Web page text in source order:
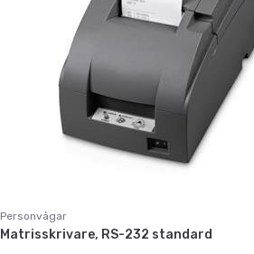
Personvågar
Matrisskrivare, RS-232 standard